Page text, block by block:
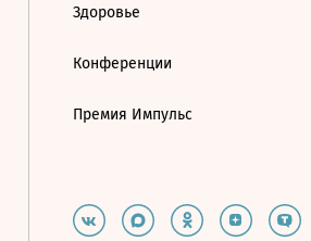
Здоровье
Конференции
Премия Импульс